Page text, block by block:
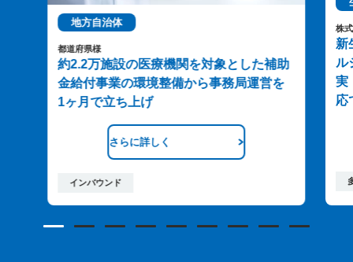
地方自治体
都道府県様
約2.2万施設の医療機関を対象とした補助
金給付事業の環境整備から事務局運営を
1ヶ月で立ち上げ
さらに詳しく
インバウンド
株
新
ル
実
応